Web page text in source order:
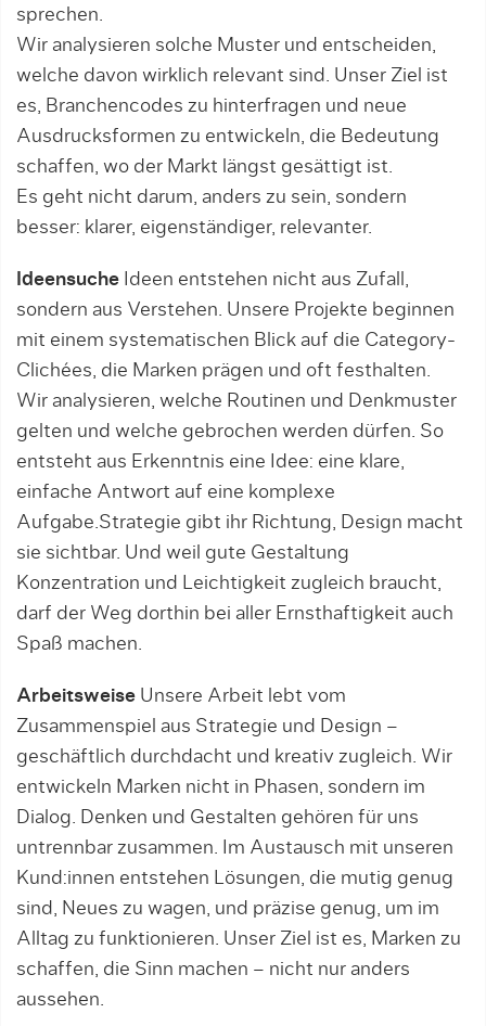
sprechen.
Wir analysieren solche Muster und entscheiden,
welche davon wirklich relevant sind. Unser Ziel ist
es, Branchencodes zu hinterfragen und neue
Ausdrucksformen zu entwickeln, die Bedeutung
schaffen, wo der Markt längst gesättigt ist.
Es geht nicht darum, anders zu sein, sondern
besser: klarer, eigenständiger, relevanter.
Ideensuche Ideen entstehen nicht aus Zufall,
sondern aus Verstehen. Unsere Projekte beginnen
mit einem systematischen Blick auf die Category-
Clichées, die Marken prägen und oft festhalten.
Wir analysieren, welche Routinen und Denkmuster
gelten und welche gebrochen werden dürfen. So
entsteht aus Erkenntnis eine Idee: eine klare,
einfache Antwort auf eine komplexe
Aufgabe.Strategie gibt ihr Richtung, Design macht
sie sichtbar. Und weil gute Gestaltung
Konzentration und Leichtigkeit zugleich braucht,
darf der Weg dorthin bei aller Ernsthaftigkeit auch
Spaß machen.
Arbeitsweise Unsere Arbeit lebt vom
Zusammenspiel aus Strategie und Design –
geschäftlich durchdacht und kreativ zugleich. Wir
entwickeln Marken nicht in Phasen, sondern im
Dialog. Denken und Gestalten gehören für uns
untrennbar zusammen. Im Austausch mit unseren
Kund:innen entstehen Lösungen, die mutig genug
sind, Neues zu wagen, und präzise genug, um im
Alltag zu funktionieren. Unser Ziel ist es, Marken zu
schaffen, die Sinn machen – nicht nur anders
aussehen.